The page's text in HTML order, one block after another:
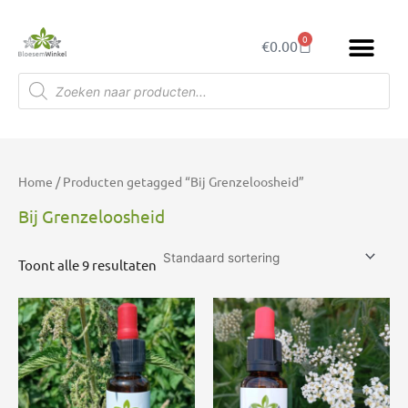
inhoud
€0.00 0
Winkelwagen
Producten
zoeken
Home / Producten getagged “Bij Grenzeloosheid”
Bij Grenzeloosheid
Toont alle 9 resultaten